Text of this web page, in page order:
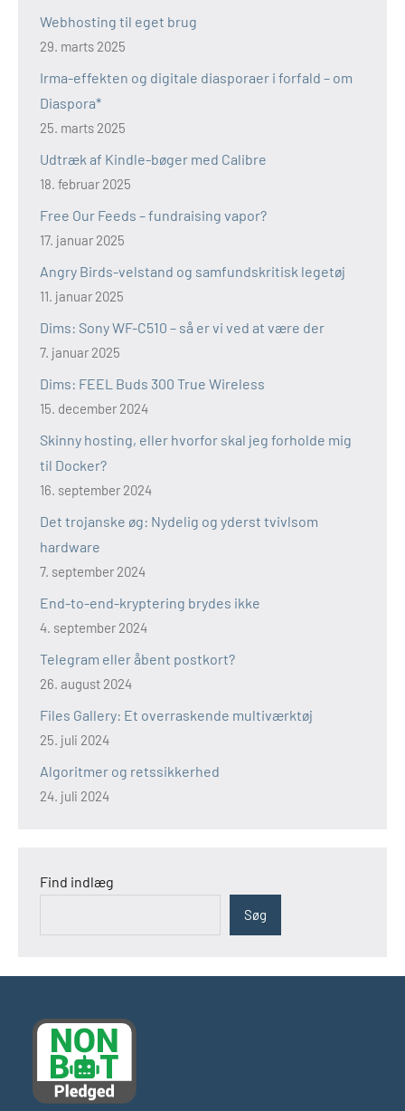
Webhosting til eget brug
29. marts 2025
Irma-effekten og digitale diasporaer i forfald – om
Diaspora*
25. marts 2025
Udtræk af Kindle-bøger med Calibre
18. februar 2025
Free Our Feeds – fundraising vapor?
17. januar 2025
Angry Birds-velstand og samfundskritisk legetøj
11. januar 2025
Dims: Sony WF-C510 – så er vi ved at være der
7. januar 2025
Dims: FEEL Buds 300 True Wireless
15. december 2024
Skinny hosting, eller hvorfor skal jeg forholde mig
til Docker?
16. september 2024
Det trojanske øg: Nydelig og yderst tvivlsom
hardware
7. september 2024
End-to-end-kryptering brydes ikke
4. september 2024
Telegram eller åbent postkort?
26. august 2024
Files Gallery: Et overraskende multiværktøj
25. juli 2024
Algoritmer og retssikkerhed
24. juli 2024
Find indlæg
Søg